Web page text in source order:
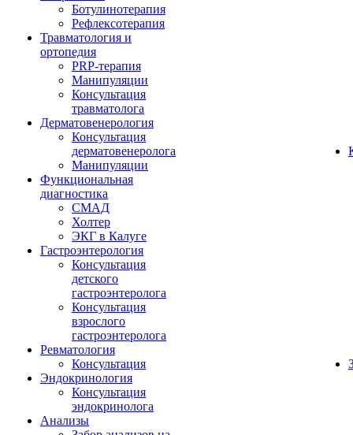
Ботулинотерапия
Рефлексотерапия
Травматология и
ортопедия
PRP-терапия
Манипуляции
Консультация
травматолога
Дерматовенерология
Консультация
дерматовенеролога
Манипуляции
Функциональная
диагностика
СМАД
Холтер
ЭКГ в Калуге
Гастроэнтерология
Консультация
детского
гастроэнтеролога
Консультация
взрослого
гастроэнтеролога
Ревматология
Консультация
Эндокринология
Консультация
эндокринолога
Анализы